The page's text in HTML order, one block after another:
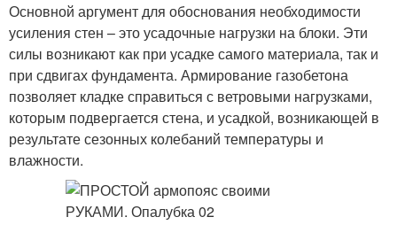
Основной аргумент для обоснования необходимости
усиления стен – это усадочные нагрузки на блоки. Эти
силы возникают как при усадке самого материала, так и
при сдвигах фундамента. Армирование газобетона
позволяет кладке справиться с ветровыми нагрузками,
которым подвергается стена, и усадкой, возникающей в
результате сезонных колебаний температуры и
влажности.